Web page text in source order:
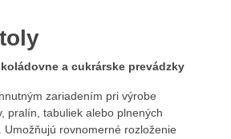
a cukrárske prevádzky
zariadením pri výrobe
pralín, tabuliek alebo plnených
Umožňujú rovnomerné rozloženie